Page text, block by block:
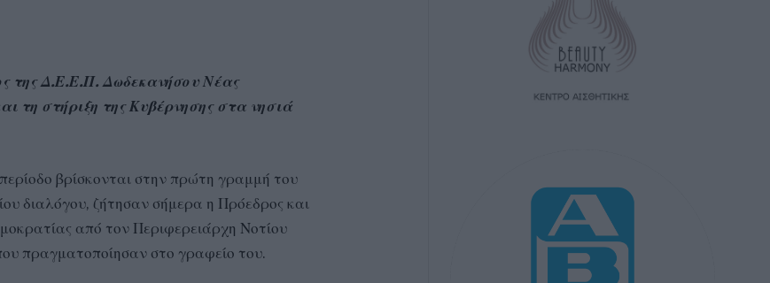
της Δ.Ε.Ε.Π. Δωδεκανήσου Νέας
τη στήριξη της Κυβέρνησης στα νησιά
βρίσκονται στην πρώτη γραμμή του
διαλόγου, ζήτησαν σήμερα η Πρόεδρος και
από τον Περιφερειάρχη Νοτίου
πραγματοποίησαν στο γραφείο του.